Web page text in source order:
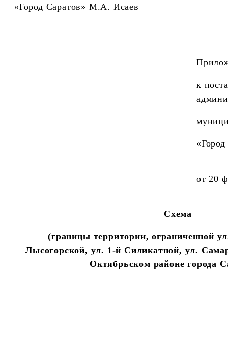
«Город Саратов» М.А. Исаев
к
от 20
Схема
(границы территории, ограниченной
Лысогорской, ул. 1-й Силикатной, ул.
Октябрьском районе города